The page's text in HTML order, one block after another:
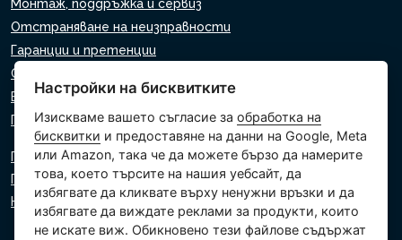
Монтаж, поддръжка и сервиз
Отстраняване на неизправности
Гаранции и претенции
Списък на търговците на дребно
Виртуален асистент
Пишете ни
Политика за поверителност
Политика за използване на бисквитки
Настройки на бисквитките
Настройки на бисквитките
Изискваме вашето съгласие заобработка на
бисквитки и предоставяне на данни на Google, Meta
или Amazon, така че да можете бързо да намерите
това, което търсите на нашия уебсайт, да
избягвате да кликвате върху ненужни връзки и да
избягвате да виждате реклами за продукти, които
не искате виж. Обикновено тези файлове съдържат